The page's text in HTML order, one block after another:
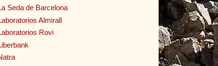
Seda de Barcelona
Almirall
Rovi